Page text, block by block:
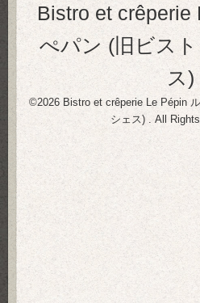
Bistro et crêperie
ぺパン (旧ビス
ス)
©2026 Bistro et crêperie Le Pépin
シェス)
. All